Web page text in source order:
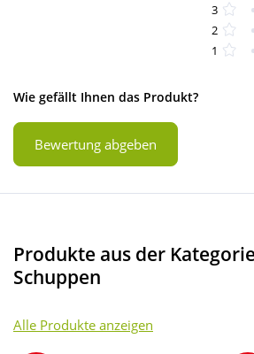
3
2
1
Wie gefällt Ihnen das Produkt?
Bewertung abgeben
Produkte aus der
Schuppen
Alle Produkte anzeigen